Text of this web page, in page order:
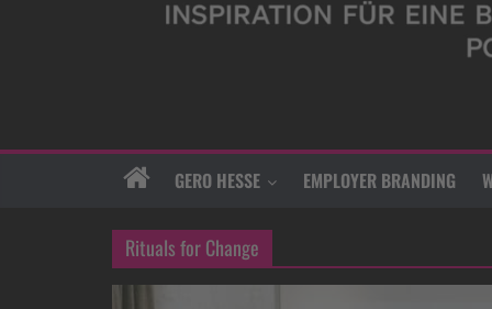
GERO HESSE EMPLOYER BRANDING
Rituals for Change